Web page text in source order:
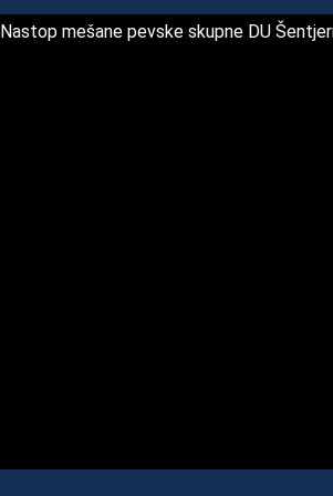
Nastop mešane pevske skupne DU